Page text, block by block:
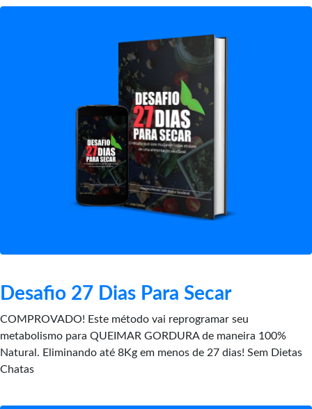
Desafio 27 Dias Para Secar
COMPROVADO! Este método vai reprogramar seu
metabolismo para QUEIMAR GORDURA de maneira 100%
Natural. Eliminando até 8Kg em menos de 27 dias! Sem Dietas
Chatas